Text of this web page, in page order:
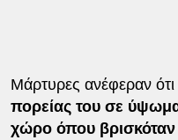
Μάρτυρες ανέφεραν ότι
πορείας του σε
χώρο όπου